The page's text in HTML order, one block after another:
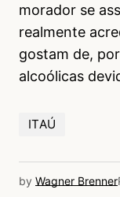
morador se
realmente
gostam de,
alcoólicas
ITAÚ
by Wagner Brenner